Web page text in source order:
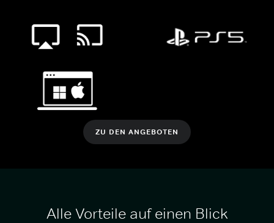
ZU DEN ANGEBOTEN
Alle Vorteile auf einen Blick